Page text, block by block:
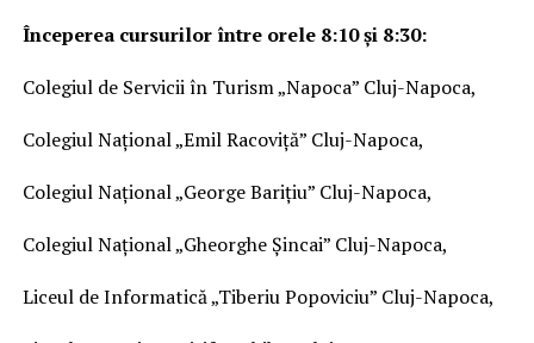
Începerea cursurilor între orele 8:10 și 8:30:
Colegiul de Servicii în Turism „Napoca” Cluj-Napoca,
Colegiul Național „Emil Racoviță” Cluj-Napoca,
Colegiul Național „George Barițiu” Cluj-Napoca,
Colegiul Național „Gheorghe Șincai” Cluj-Napoca,
Liceul de Informatică „Tiberiu Popoviciu” Cluj-Napoca,